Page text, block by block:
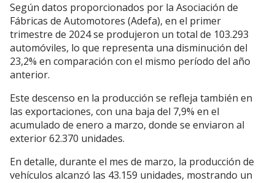
Según datos proporcionados por la Asociación de
Fábricas de Automotores (Adefa), en el primer
trimestre de 2024 se produjeron un total de 103.293
automóviles, lo que representa una disminución del
23,2% en comparación con el mismo período del año
anterior.
Este descenso en la producción se refleja también en
las exportaciones, con una baja del 7,9% en el
acumulado de enero a marzo, donde se enviaron al
exterior 62.370 unidades.
En detalle, durante el mes de marzo, la producción de
vehículos alcanzó las 43.159 unidades, mostrando un